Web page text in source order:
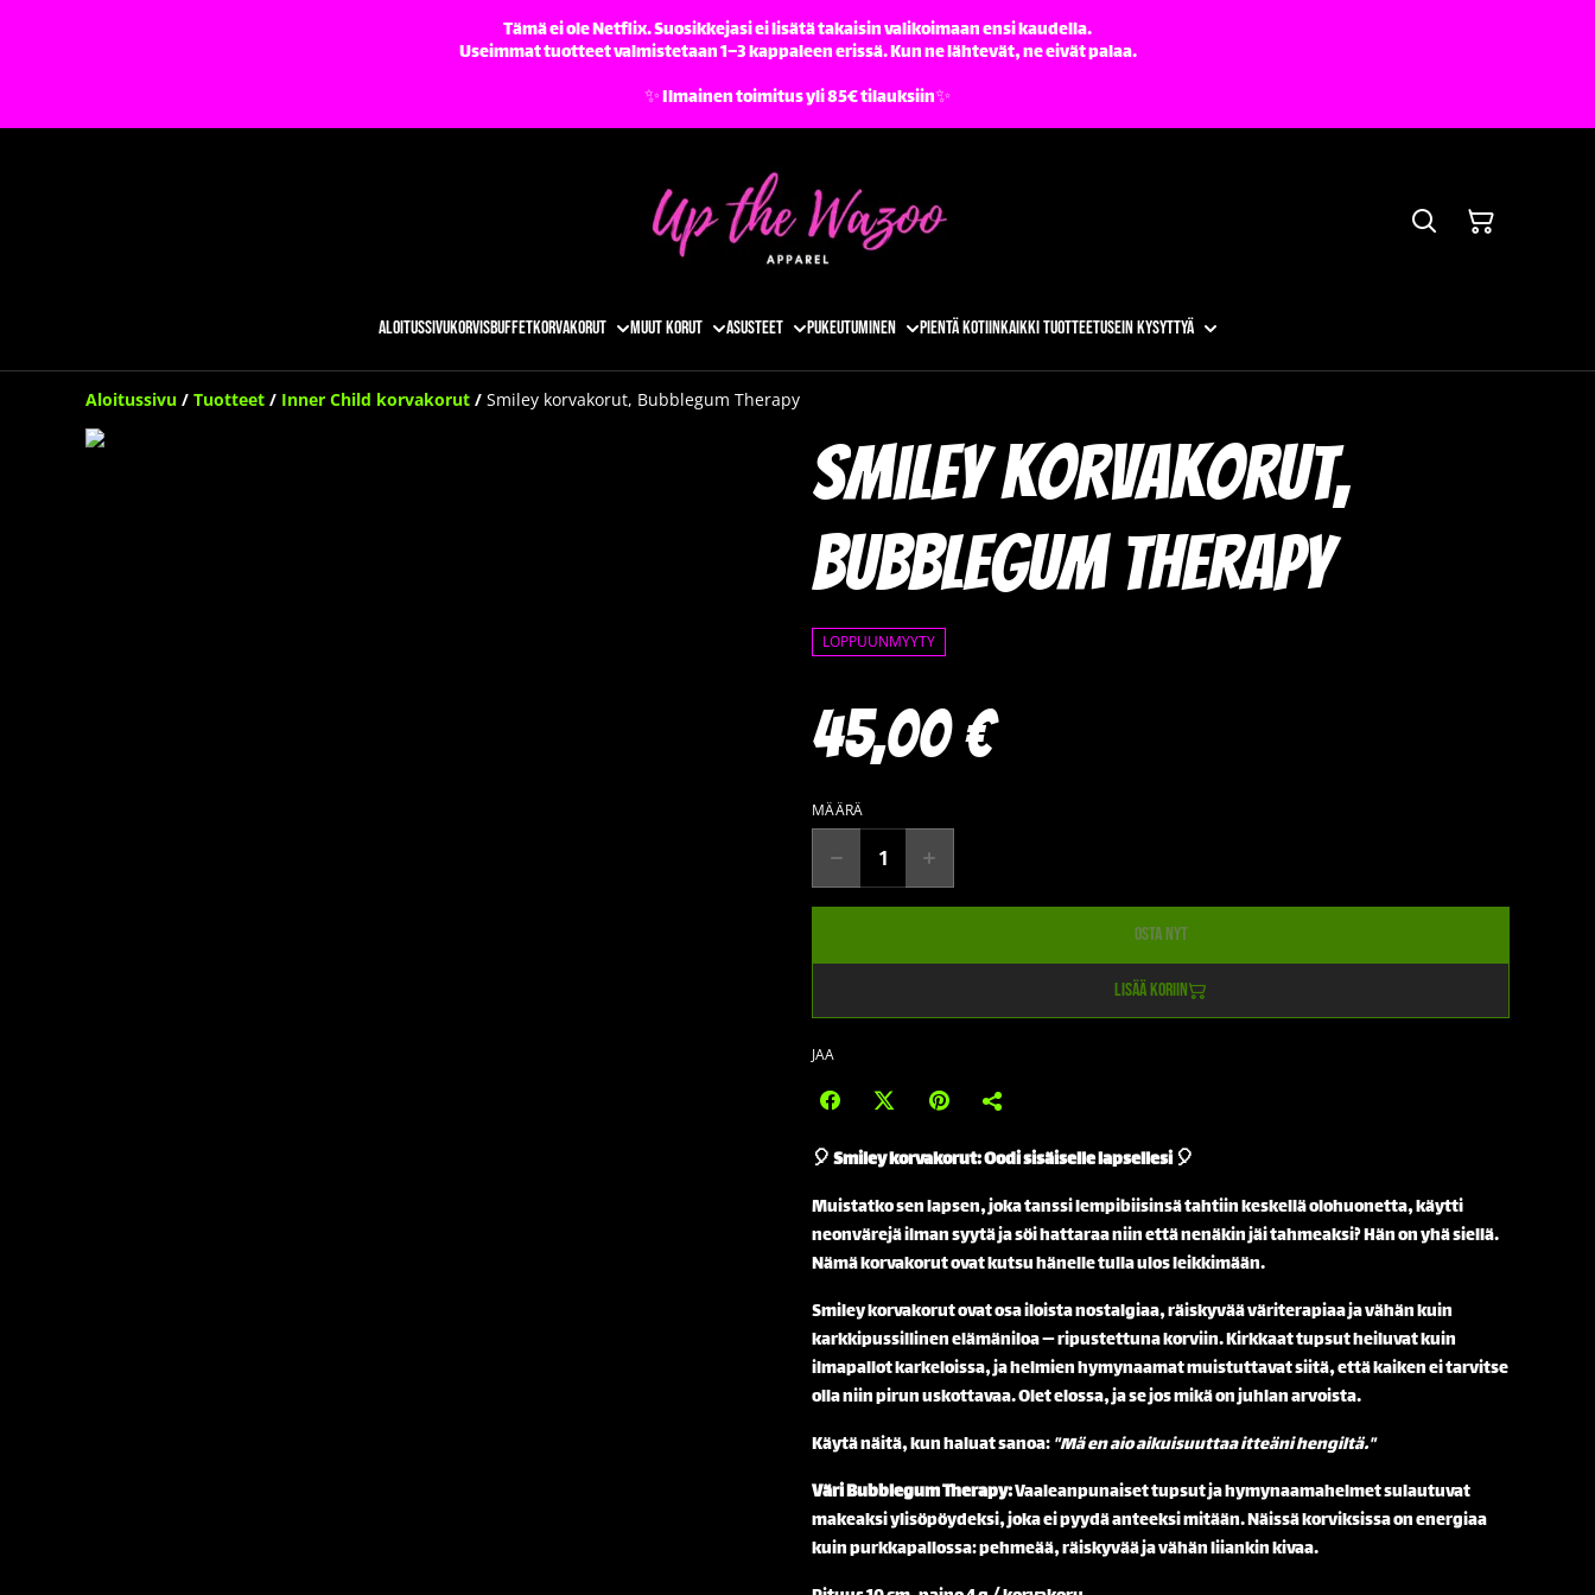
Tämä ei ole Netflix. Suosikkejasi ei lisätä takaisin valikoimaan ensi kaudella.
Useimmat tuotteet valmistetaan 1–3 kappaleen erissä. Kun ne lähtevät, ne eivät palaa.
✨️ Ilmainen toimitus yli 85€ tilauksiin✨️
AloitussivuKorvisbuffetKorvakorut Muut korut Asusteet Pukeutuminen Pientä kotiinKaikki tuotteetUsein kysyttyä
Aloitussivu / Tuotteet / Inner Child korvakorut / Smiley korvakorut, Bubblegum Therapy
Smiley korvakorut,
Bubblegum Therapy
LOPPUUNMYYTY
45,00 €
MÄÄRÄ
Osta nyt
Lisää koriin
JAA
🎈 Smiley korvakorut: Oodi sisäiselle lapsellesi 🎈
Muistatko sen lapsen, joka tanssi lempibiisinsä tahtiin keskellä olohuonetta, käytti
neonvärejä ilman syytä ja söi hattaraa niin että nenäkin jäi tahmeaksi? Hän on yhä siellä.
Nämä korvakorut ovat kutsu hänelle tulla ulos leikkimään.
Smiley korvakorut ovat osa iloista nostalgiaa, räiskyvää väriterapiaa ja vähän kuin
karkkipussillinen elämäniloa — ripustettuna korviin. Kirkkaat tupsut heiluvat kuin
ilmapallot karkeloissa, ja helmien hymynaamat muistuttavat siitä, että kaiken ei tarvitse
olla niin pirun uskottavaa. Olet elossa, ja se jos mikä on juhlan arvoista.
Käytä näitä, kun haluat sanoa:"Mä en aio aikuisuuttaa itteäni hengiltä."
Väri Bubblegum Therapy:Vaaleanpunaiset tupsut ja hymynaamahelmet sulautuvat
makeaksi ylisöpöydeksi, joka ei pyydä anteeksi mitään. Näissä korviksissa on energiaa
kuin purkkapallossa: pehmeää, räiskyvää ja vähän liiankin kivaa.